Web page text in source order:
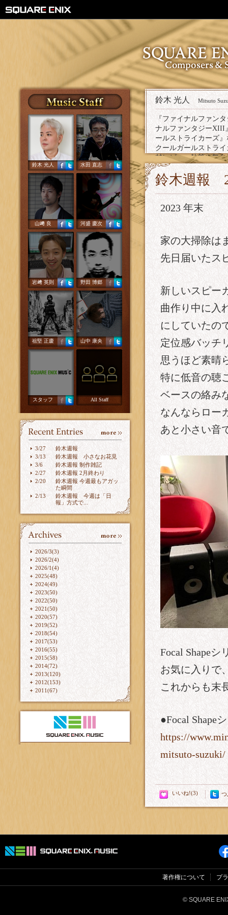
鈴木 光人 水田 直志
山﨑 良 河盛 慶次
岩﨑 英則 野田 博郷
祖堅 正慶 山中 康央
スタッフ All Staff
3/27
鈴木週報
3/13
鈴木週報 小さなお花見
3/6
鈴木週報 制作雑記
2/27
鈴木週報 2月終わり
2/20
鈴木週報 今週最もアガッ
た瞬間
2/13
鈴木週報 今週は「日
報」方式で...
2026/3(3)
2026/2(4)
2026/1(4)
2025(48)
2024(49)
2023(50)
2022(50)
2021(50)
2020(57)
2019(52)
2018(54)
2017(53)
2016(55)
2015(58)
2014(72)
2013(120)
2012(153)
2011(67)
鈴木 光人 Mitsuto
『ファイナルファン
ナルファンタジーXIII
ールストライカーズ
クールガールストラ
材レビュー執筆や舞
る。
鈴木週報
2023 年末
家の大掃除は
先日届いたス
新しいスピー
曲作り中に入
にしていたの
定位感バッチ
思うほど素晴
特に低音の聴
ベースの絡み
なんならロー
あと小さい音
Focal Shape
お気に入りで
これからも末
●Focal Shape
https://
mitsuto-suzuki/
つ
著作権について プ
© SQUARE